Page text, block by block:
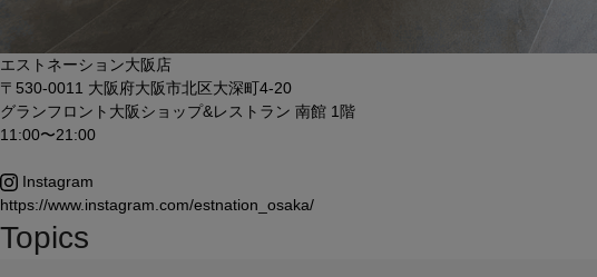
エストネーション大阪店
〒530-0011 大阪府大阪市北区大深町4-20
グランフロント大阪ショップ&レストラン 南館 1階
11:00〜21:00
Instagram
https://www.instagram.com/estnation_osaka/
Topics